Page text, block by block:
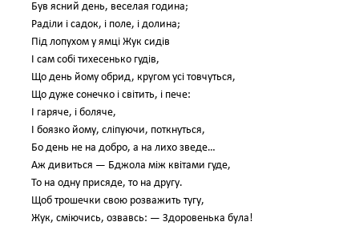
Був ясний день, веселая година;
Раділи і садок, і поле, і долина;
Під лопухом у ямці Жук сидів
І сам собі тихесенько гудів,
Що день йому обрид, кругом усі товчуться,
Що дуже сонечко і світить, і пече:
І гаряче, і боляче,
І боязко йому, сліпуючи, поткнуться,
Бо день не на добро, а на лихо зведе…
Аж дивиться — Бджола між квітами гуде,
То на одну присяде, то на другу.
Щоб трошечки свою розважить тугу,
Жук, сміючись, озвавсь: — Здоровенька була!